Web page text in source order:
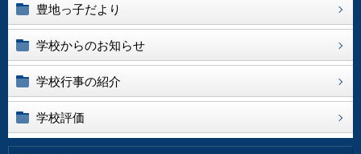
豊地っ子だより
学校からのお知らせ
学校行事の紹介
学校評価